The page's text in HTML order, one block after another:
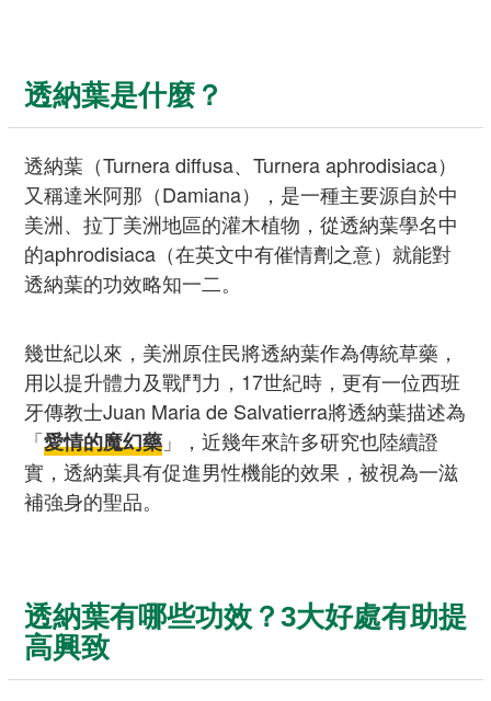
透納葉是什麼？
透納葉（Turnera diffusa、Turnera aphrodisiaca）
又稱達米阿那（Damiana），是一種主要源自於中
美洲、拉丁美洲地區的灌木植物，從透納葉學名中
的aphrodisiaca（在英文中有催情劑之意）就能對
透納葉的功效略知一二。
幾世紀以來，美洲原住民將透納葉作為傳統草藥，
用以提升體力及戰鬥力，17世紀時，更有一位西班
牙傳教士Juan Maria de Salvatierra將透納葉描述為
「愛情的魔幻藥 」，近幾年來許多研究也陸續證
實，透納葉具有促進男性機能的效果，被視為一滋
補強身的聖品。
透納葉有哪些功效？3大好處有助提
高興致